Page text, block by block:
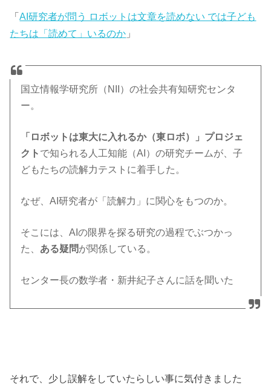
「AI研究者が問う ロボットは文章を読めない では子ども
たちは「読めて」いるのか 」
国立情報学研究所（NII）の社会共有知研究センタ
ー。
「ロボットは東大に入れるか（東ロボ）」プロジェ
クト で知られる人工知能（AI）の研究チームが、子
どもたちの読解力テストに着手した。
なぜ、AI研究者が「読解力」に関心をもつのか。
そこには、AIの限界を探る研究の過程でぶつかっ
た、 ある疑問が関係している。
センター長の数学者・新井紀子さんに話を聞いた
それで、少し誤解をしていたらしい事に気付きました